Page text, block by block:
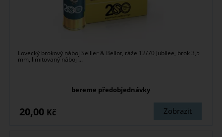
Lovecký brokový náboj Sellier & Bellot, ráže 12/70 Jubilee, brok 3,5
mm, limitovaný náboj ...
bereme předobjednávky
Zobrazit
20,00 Kč